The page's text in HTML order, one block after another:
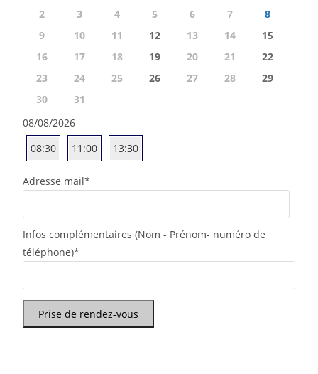
2
3 4 5 6 7
8
9
10 11 12 13 14
15
16
17 18 19 20 21
22
23
24 25 26 27 28
29
30
31
08/08/2026
08:30
11:00 13:30
Adresse mail*
Infos complémentaires (Nom - Prénom- numéro de
téléphone)*
Prise de rendez-vous